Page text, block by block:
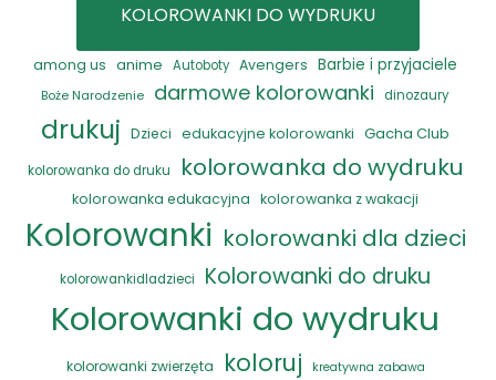
KOLOROWANKI DO WYDRUKU
among us anime Autoboty Avengers Barbie i przyjaciele
Boże Narodzenie darmowe kolorowanki dinozaury
drukuj Dzieci edukacyjne kolorowanki Gacha Club
kolorowanka do druku kolorowanka do wydruku
kolorowanka edukacyjna kolorowanka z wakacji
Kolorowanki kolorowanki dla dzieci
kolorowankidladzieci Kolorowanki do druku
Kolorowanki do wydruku
kolorowanki zwierzęta koloruj kreatywna zabawa